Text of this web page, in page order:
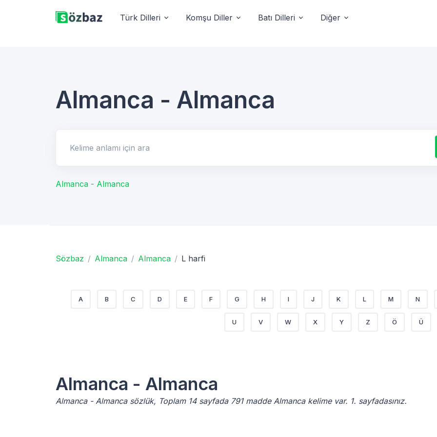
Türk Dilleri Komşu Diller Batı Dilleri Diğer
Almanca - Almanca
Almanca - Almanca
Sözbaz Almanca Almanca L harfi
A B C D E F G H I J K L M N
U V W X Y Z Ö Ü
Almanca - Almanca
Almanca - Almanca sözlük, Toplam 14 sayfada 791 madde Almanca kelime var. 1. sayfadasınız.